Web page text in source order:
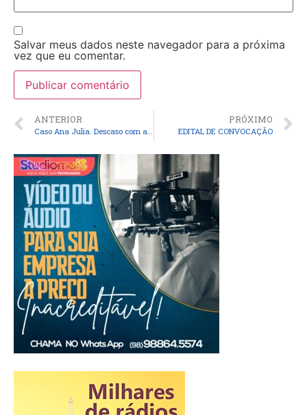
Salvar meus dados neste navegador para a próxima
vez que eu comentar.
ANTERIOR PRÓXIMO
EDITAL DE CONVOCAÇÃO